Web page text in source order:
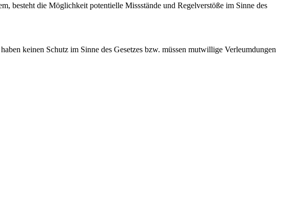
besteht die Möglichkeit potentielle Missstände und Regelverstöße im Sinne des
keinen Schutz im Sinne des Gesetzes bzw. müssen mutwillige Verleumdungen